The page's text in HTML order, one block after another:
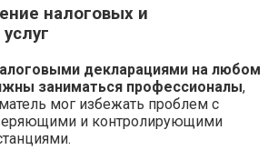
налоговых и
декларациями на любом
заниматься профессионалы,
мог избежать проблем с
и контролирующими